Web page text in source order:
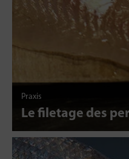
Praxis
Le filetage des